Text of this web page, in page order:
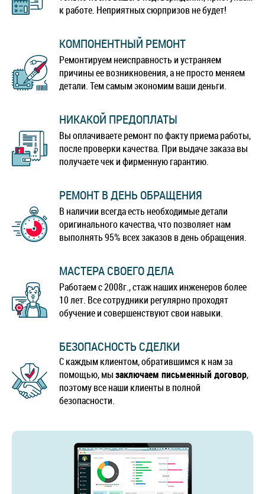
к работе. Неприятных сюрпризов не будет!
КОМПОНЕНТНЫЙ РЕМОНТ
Ремонтируем неисправность и устраняем
причины ее возникновения, а не просто меняем
детали. Тем самым экономим ваши деньги.
НИКАКОЙ ПРЕДОПЛАТЫ
Вы оплачиваете ремонт по факту приема работы,
после проверки качества. При выдаче заказа вы
получаете чек и фирменную гарантию.
РЕМОНТ В ДЕНЬ ОБРАЩЕНИЯ
В наличии всегда есть необходимые детали
оригинального качества, что позволяет нам
выполнять 95% всех заказов в день обращения.
МАСТЕРА СВОЕГО ДЕЛА
Работаем с 2008г., стаж наших инженеров более
10 лет. Все сотрудники регулярно проходят
обучение и совершенствуют свои навыки.
БЕЗОПАСНОСТЬ СДЕЛКИ
С каждым клиентом, обратившимся к нам за
помощью, мызаключаем письменный договор,
поэтому все наши клиенты в полной
безопасности.